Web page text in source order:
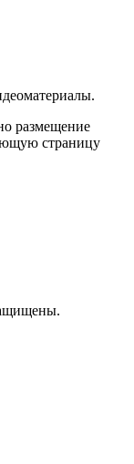
размещение
страницу